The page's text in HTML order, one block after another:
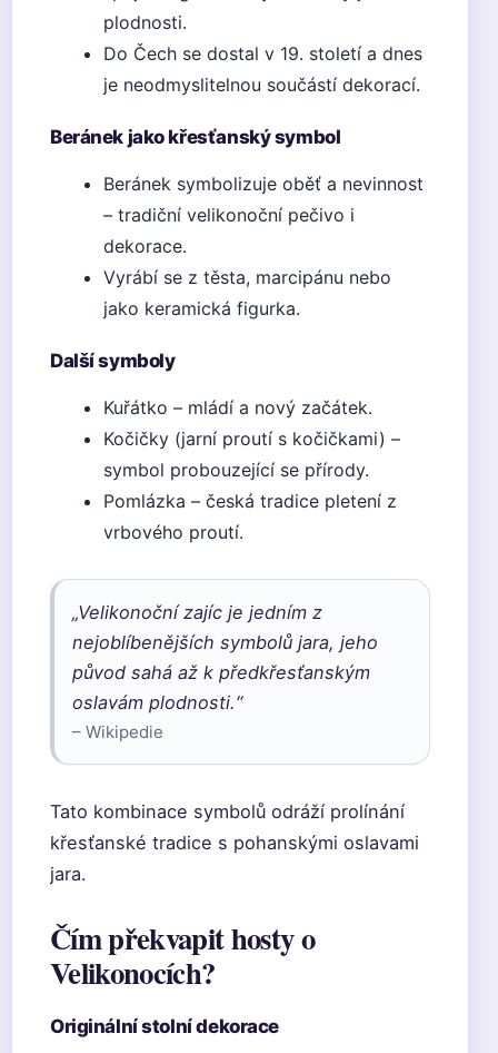
plodnosti.
Do Čech se dostal v 19. století a dnes
je neodmyslitelnou součástí dekorací.
Beránek jako křesťanský symbol
Beránek symbolizuje oběť a nevinnost
– tradiční velikonoční pečivo i
dekorace.
Vyrábí se z těsta, marcipánu nebo
jako keramická figurka.
Další symboly
Kuřátko – mládí a nový začátek.
Kočičky (jarní proutí s kočičkami) –
symbol probouzející se přírody.
Pomlázka – česká tradice pletení z
vrbového proutí.
„Velikonoční zajíc je jedním z
nejoblíbenějších symbolů jara, jeho
původ sahá až k předkřesťanským
oslavám plodnosti.“
– Wikipedie
Tato kombinace symbolů odráží prolínání
křesťanské tradice s pohanskými oslavami
jara.
Čím překvapit hosty o
Velikonocích?
Originální stolní dekorace